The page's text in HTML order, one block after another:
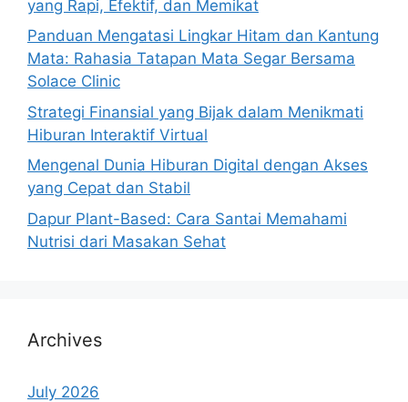
yang Rapi, Efektif, dan Memikat
Panduan Mengatasi Lingkar Hitam dan Kantung
Mata: Rahasia Tatapan Mata Segar Bersama
Solace Clinic
Strategi Finansial yang Bijak dalam Menikmati
Hiburan Interaktif Virtual
Mengenal Dunia Hiburan Digital dengan Akses
yang Cepat dan Stabil
Dapur Plant-Based: Cara Santai Memahami
Nutrisi dari Masakan Sehat
Archives
July 2026